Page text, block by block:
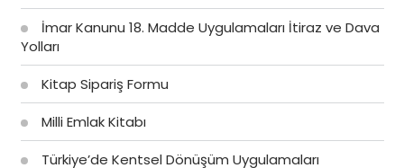
İmar Kanunu 18. Madde Uygulamaları İtiraz ve Dava
Yolları
Kitap Sipariş Formu
Milli Emlak Kitabı
Türkiye’de Kentsel Dönüşüm Uygulamaları